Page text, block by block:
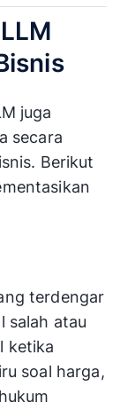
juga
secara
Berikut
terdengar
salah atau
ketika
soal harga,